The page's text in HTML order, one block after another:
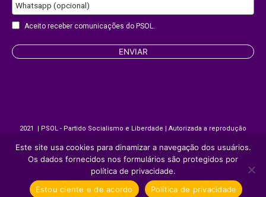
Whatsapp (opcional)
Aceito receber comunicações do PSOL.
ENVIAR
2021 | PSOL - Partido Socialismo e Liberdade | Autorizada a reprodução
desde que citada a fonte.
Site desenvolvido porAppmobi
Este site usa cookies para dinamizar a navegação dos usuários.
Os dados fornecidos nos formulários são protegidos por
política de privacidade.
Estou ciente e de acordo
Política de privacidade